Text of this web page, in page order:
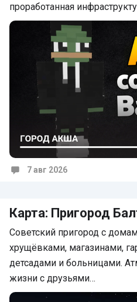
проработанная
7 авг 2026
Карта: Пригород
Советский пригород с
хрущёвками, магазинами,
детсадами и больницами.
жизни с друзьями…